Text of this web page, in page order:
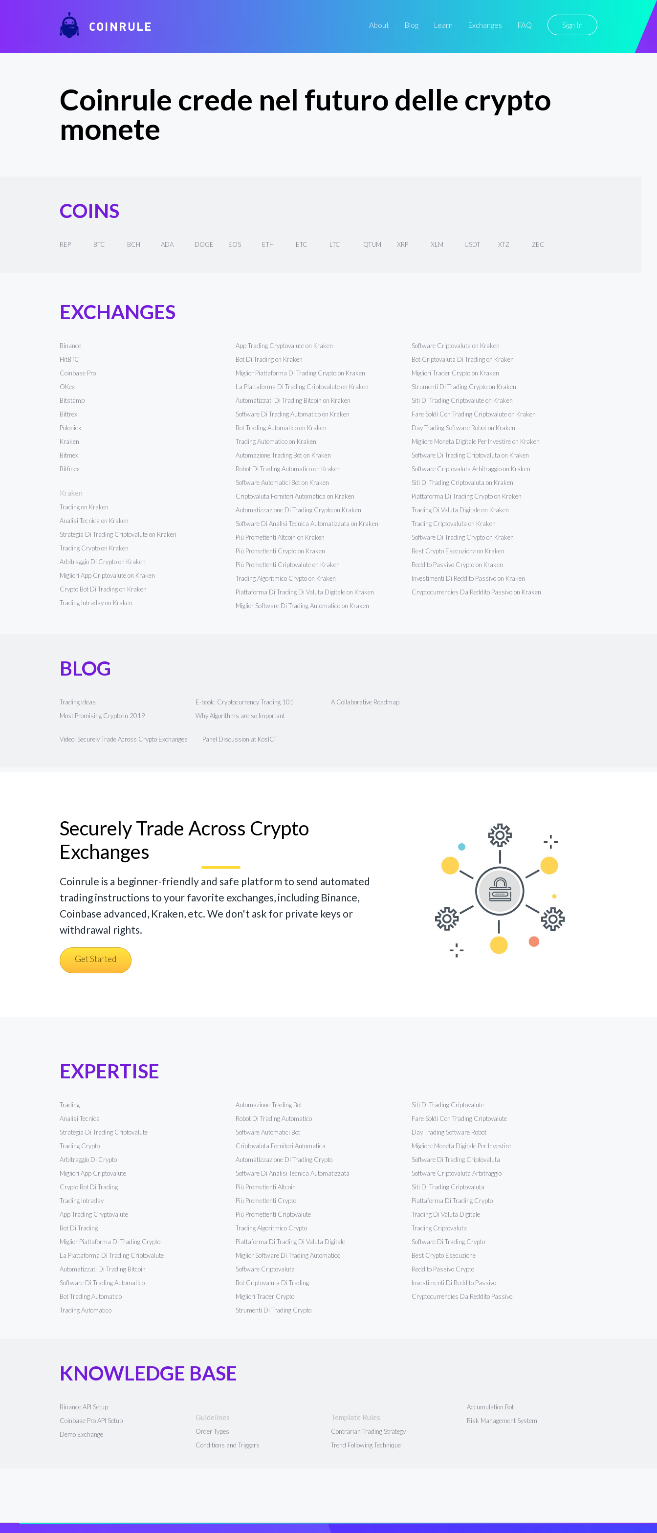
COINRULE About Blog Learn Exchanges FAQ Sign In
Coinrule crede nel futuro delle crypto
monete
EXCHANGES
Binance
HitBTC
Coinbase Pro
OKex
Bitstamp
Bittrex
Poloniex
Kraken
Bitmex
Bitfinex
Kraken
Trading on Kraken
Analisi Tecnica on Kraken
Strategia Di Trading Criptovalute on Kraken
Trading Crypto on Kraken
Arbitraggio Di Crypto on Kraken
Migliori App Criptovalute on Kraken
Crypto Bot Di Trading on Kraken
Trading Intraday on Kraken
App Trading Cryptovalute on Kraken
Bot Di Trading on Kraken
Miglior Piattaforma Di Trading Crypto on Kraken
La Piattaforma Di Trading Criptovalute on Kraken
Automatizzati Di Trading Bitcoin on Kraken
Software Di Trading Automatico on Kraken
Bot Trading Automatico on Kraken
Trading Automatico on Kraken
Automazione Trading Bot on Kraken
Robot Di Trading Automatico on Kraken
Software Automatici Bot on Kraken
Criptovaluta Fornitori Automatica on Kraken
Automatizzazione Di Trading Crypto on Kraken
Software Di Analisi Tecnica Automatizzata on Kraken
Più Promettenti Altcoin on Kraken
Più Promettenti Crypto on Kraken
Più Promettenti Criptovalute on Kraken
Trading Algoritmico Crypto on Kraken
Piattaforma Di Trading Di Valuta Digitale on Kraken
Miglior Software Di Trading Automatico on Kraken
Software Criptovaluta on Kraken
Bot Criptovaluta Di Trading on Kraken
Migliori Trader Crypto on Kraken
Strumenti Di Trading Crypto on Kraken
Siti Di Trading Criptovalute on Kraken
Fare Soldi Con Trading Criptovalute on Kraken
Day Trading Software Robot on Kraken
Migliore Moneta Digitale Per Investire on Kraken
Software Di Trading Criptovaluta on Kraken
Software Criptovaluta Arbitraggio on Kraken
Siti Di Trading Criptovaluta on Kraken
Piattaforma Di Trading Crypto on Kraken
Trading Di Valuta Digitale on Kraken
Trading Criptovaluta on Kraken
Software Di Trading Crypto on Kraken
Best Crypto Esecuzione on Kraken
Reddito Passivo Crypto on Kraken
Investimenti Di Reddito Passivo on Kraken
Cryptocurrencies Da Reddito Passivo on Kraken
COINS
REP BTC BCH ADA DOGE EOS ETH ETC LTC QTUM XRP XLM USDT XTZ ZEC
EXPERTISE
Trading
Analisi Tecnica
Strategia Di Trading Criptovalute
Trading Crypto
Arbitraggio Di Crypto
Migliori App Criptovalute
Crypto Bot Di Trading
Trading Intraday
App Trading Cryptovalute
Bot Di Trading
Miglior Piattaforma Di Trading Crypto
La Piattaforma Di Trading Criptovalute
Automatizzati Di Trading Bitcoin
Software Di Trading Automatico
Bot Trading Automatico
Trading Automatico
Automazione Trading Bot
Robot Di Trading Automatico
Software Automatici Bot
Criptovaluta Fornitori Automatica
Automatizzazione Di Trading Crypto
Software Di Analisi Tecnica Automatizzata
Più Promettenti Altcoin
Più Promettenti Crypto
Più Promettenti Criptovalute
Trading Algoritmico Crypto
Piattaforma Di Trading Di Valuta Digitale
Miglior Software Di Trading Automatico
Software Criptovaluta
Bot Criptovaluta Di Trading
Migliori Trader Crypto
Strumenti Di Trading Crypto
Siti Di Trading Criptovalute
Fare Soldi Con Trading Criptovalute
Day Trading Software Robot
Migliore Moneta Digitale Per Investire
Software Di Trading Criptovaluta
Software Criptovaluta Arbitraggio
Siti Di Trading Criptovaluta
Piattaforma Di Trading Crypto
Trading Di Valuta Digitale
Trading Criptovaluta
Software Di Trading Crypto
Best Crypto Esecuzione
Reddito Passivo Crypto
Investimenti Di Reddito Passivo
Cryptocurrencies Da Reddito Passivo
KNOWLEDGE BASE
Binance API Setup
Coinbase Pro API Setup
Demo Exchange
Guidelines
Order Types
Conditions and Triggers
Template Rules
Contrarian Trading Strategy
Trend Following Technique
Accumulation Bot
Risk Management System
BLOG
Trading Ideas
Most Promising Crypto in 2019
E-book: Cryptocurrency Trading 101
Why Algorithms are so Important
A Collaborative Roadmap
Video: Securely Trade Across Crypto Exchanges Panel Discussion at KosICT
Securely Trade Across Crypto
Exchanges
Coinrule is a beginner-friendly and safe platform to send automated
trading instructions to your favorite exchanges, including Binance,
Coinbase advanced, Kraken, etc. We don't ask for private keys or
withdrawal rights.
Get Started